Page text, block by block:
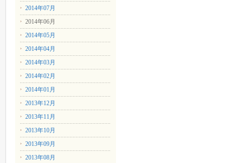
2014年07月
2014年06月
2014年05月
2014年04月
2014年03月
2014年02月
2014年01月
2013年12月
2013年11月
2013年10月
2013年09月
2013年08月